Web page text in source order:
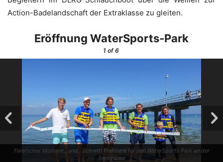
Action-Bade­land­schaft der Extra­klas­se zu gleiten.
Eröff­nung WaterSports-Park
1of 6
Fei­er­li­cher Moment.. und.. Schnitt! Pre­mie­re für den Water­Sports Park an der
Seebrücke